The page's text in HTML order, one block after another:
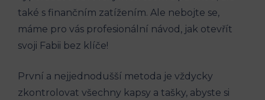
také s finančním zatížením. Ale ⁤nebojte se,
máme pro vás profesionální návod, jak otevřít
svoji Fabii bez klíče!
První​ a nejjednodušší metoda je⁣ vždycky
‌zkontrolovat všechny kapsy a tašky, ⁤abyste si